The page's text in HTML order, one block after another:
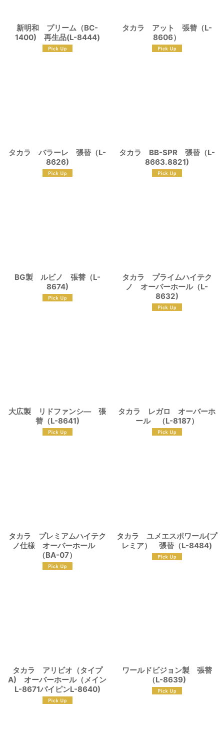
新明和 プリーム（BC-
1400) 再生品(L-8444)
タカラ アット 張替（L-
8606）
タカラ バラーレ 張替（L-
8626)
タカラ BB-SPR 張替（L-
8663.8821)
BG製 ルビノ 張替（L-
8674)
タカラ プライムハイテク
ノ オーバーホール（L-
8632)
大広製 リドファンシ― 張
替（L-8641)
タカラ レガロ オーバーホ
ール （L-8187）
タカラ プレミアムハイテク
ノ仕様 オーバーホール
（BA-07）
タカラ ユメエスポワール(プ
レミア） 張替（L-8484)
タカラ アリビオ（タイプ
A) オーバーホール（メイン
L-8671パイピンL-8640)
ワールドビジョン製 張替
（L-8639)